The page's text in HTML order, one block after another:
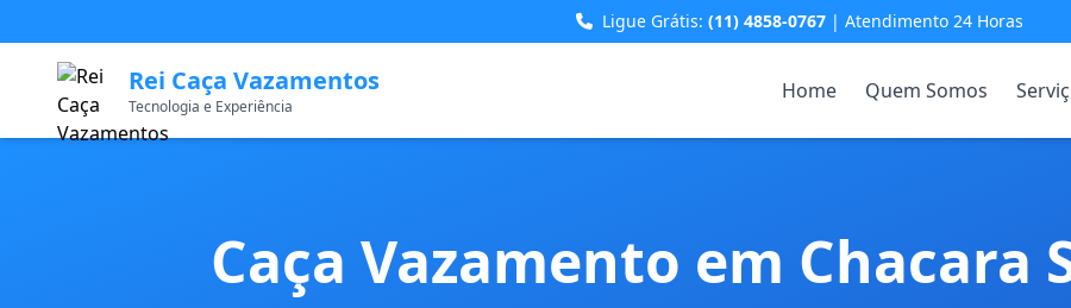
Ligue Grátis: (11) 4858-0767 | Atendimento 24 Horas
Rei Caça Vazamentos
Tecnologia e Experiência
Home Quem Somos
Caça Vazamento em Chacara